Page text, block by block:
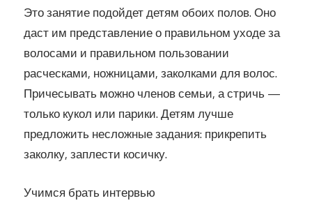
Это занятие подойдет детям обоих полов. Оно
даст им представление о правильном уходе за
волосами и правильном пользовании
расческами, ножницами, заколками для волос.
Причесывать можно членов семьи, а стричь —
только кукол или парики. Детям лучше
предложить несложные задания: прикрепить
заколку, заплести косичку.
Учимся брать интервью